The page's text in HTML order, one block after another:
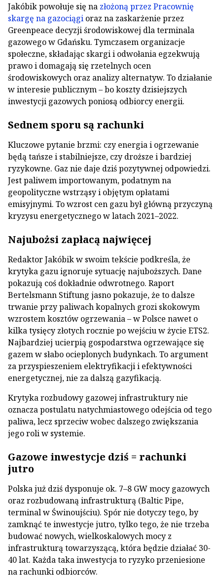
Jakóbik powołuje się na złożoną przez Pracownię
skargę na gazociągi oraz na zaskarżenie przez
Greenpeace decyzji środowiskowej dla terminala
gazowego w Gdańsku. Tymczasem organizacje
społeczne, składając skargi i odwołania egzekwują
prawo i domagają się rzetelnych ocen
środowiskowych oraz analizy alternatyw. To działanie
w interesie publicznym – bo koszty dzisiejszych
inwestycji gazowych poniosą odbiorcy energii.
Sednem sporu są rachunki
Kluczowe pytanie brzmi: czy energia i ogrzewanie
będą tańsze i stabilniejsze, czy droższe i bardziej
ryzykowne. Gaz nie daje dziś pozytywnej odpowiedzi.
Jest paliwem importowanym, podatnym na
geopolityczne wstrząsy i objętym opłatami
emisyjnymi. To wzrost cen gazu był główną przyczyną
kryzysu energetycznego w latach 2021–2022.
Najubożsi zapłacą najwięcej
Redaktor Jakóbik w swoim tekście podkreśla, że
krytyka gazu ignoruje sytuację najuboższych. Dane
pokazują coś dokładnie odwrotnego. Raport
Bertelsmann Stiftung jasno pokazuje, że to dalsze
trwanie przy paliwach kopalnych grozi skokowym
wzrostem kosztów ogrzewania – w Polsce nawet o
kilka tysięcy złotych rocznie po wejściu w życie ETS2.
Najbardziej ucierpią gospodarstwa ogrzewające się
gazem w słabo ocieplonych budynkach. To argument
za przyspieszeniem elektryfikacji i efektywności
energetycznej, nie za dalszą gazyfikacją.
Krytyka rozbudowy gazowej infrastruktury nie
oznacza postulatu natychmiastowego odejścia od tego
paliwa, lecz sprzeciw wobec dalszego zwiększania
jego roli w systemie.
Gazowe inwestycje dziś = rachunki
jutro
Polska już dziś dysponuje ok. 7–8 GW mocy gazowych
oraz rozbudowaną infrastrukturą (Baltic Pipe,
terminal w Świnoujściu). Spór nie dotyczy tego, by
zamknąć te inwestycje jutro, tylko tego, że nie trzeba
budować nowych, wielkoskalowych mocy z
infrastrukturą towarzyszącą, która będzie działać 30-
40 lat. Każda taka inwestycja to ryzyko przeniesione
na rachunki odbiorców.